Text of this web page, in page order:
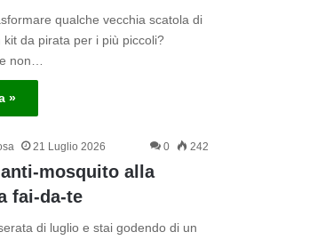
qualche vecchia scatola di
kit da pirata per i più piccoli?
non…
»
21 Luglio 2026 0 242
mosquito alla
fai-da-te
di luglio e stai godendo di un